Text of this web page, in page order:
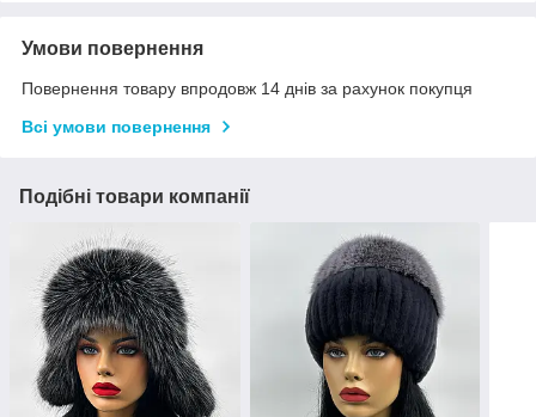
Умови повернення
Повернення товару впродовж 14 днів за рахунок покупця
Всі умови повернення
Подібні товари компанії